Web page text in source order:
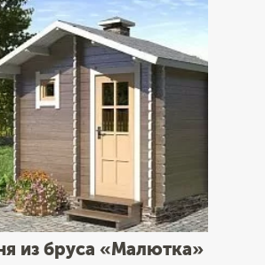
из бруса «Малютка»